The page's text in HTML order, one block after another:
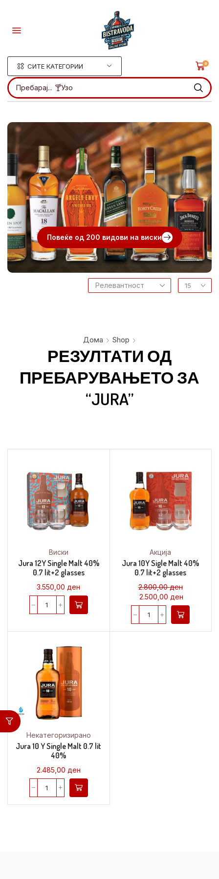
СИТЕ КАТЕГОРИИ
Пребарај... 🍸Узо
0
.
Повеќе од 200 видови на виски
Дома Shop
РЕЗУЛТАТИ ОД
ПРЕБАРУВАЊЕТО ЗА
“JURA”
Виски
Jura 12Y Single Malt 40%
0.7 lit+2 glasses
3.550,00 ден
Акција
Jura 10Y Sigle Malt 40%
0.7 lit+2 glasses
2.800,00ден
2.500,00 ден
Некатегоризирано
Jura 10 Y Single Malt 0.7 lit
40%
2.485,00 ден